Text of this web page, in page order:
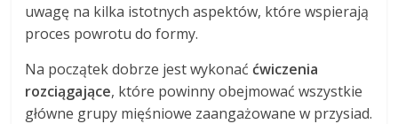
uwagę na kilka istotnych aspektów, które wspierają
proces powrotu do formy.
Na początek dobrze jest wykonaććwiczenia
rozciągające, które powinny obejmować wszystkie
główne grupy mięśniowe zaangażowane w przysiad.